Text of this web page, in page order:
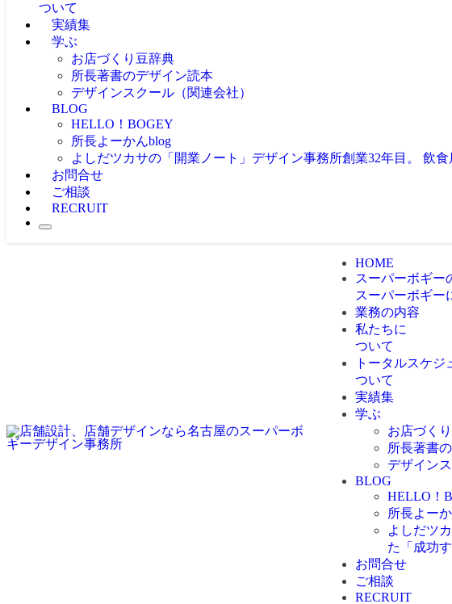
ついて
実績集
学ぶ
お店づくり豆辞典
所長著書のデザイン読本
デザインスクール（関連会社）
BLOG
HELLO！BOGEY
所長よーかんblog
よしだツカサの「開業ノート」 デザイン事務所創業32年目。 飲
お問合せ
ご相談
RECRUIT
HOME
スーパーボギー
スーパーボギー
業務の内容
私たちに
ついて
トータルスケジ
ついて
実績集
学ぶ
お店づく
所長著書
デザイン
BLOG
HELLO！
所長よー
よしだツ
た「成功
お問合せ
ご相談
RECRUIT